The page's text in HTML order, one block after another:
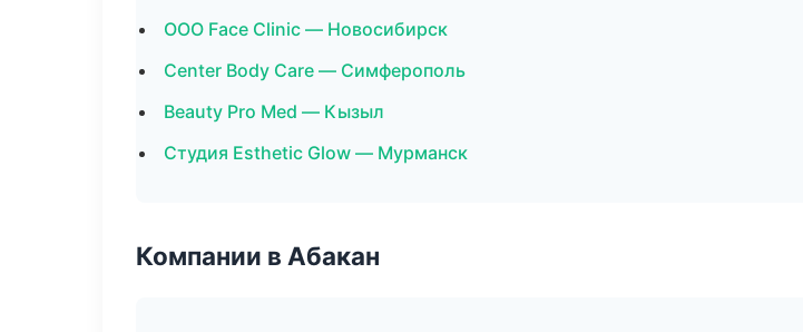
ООО Face Clinic — Новосибирск
Center Body Care — Симферополь
Beauty Pro Med — Кызыл
Студия Esthetic Glow — Мурманск
Компании в Абакан